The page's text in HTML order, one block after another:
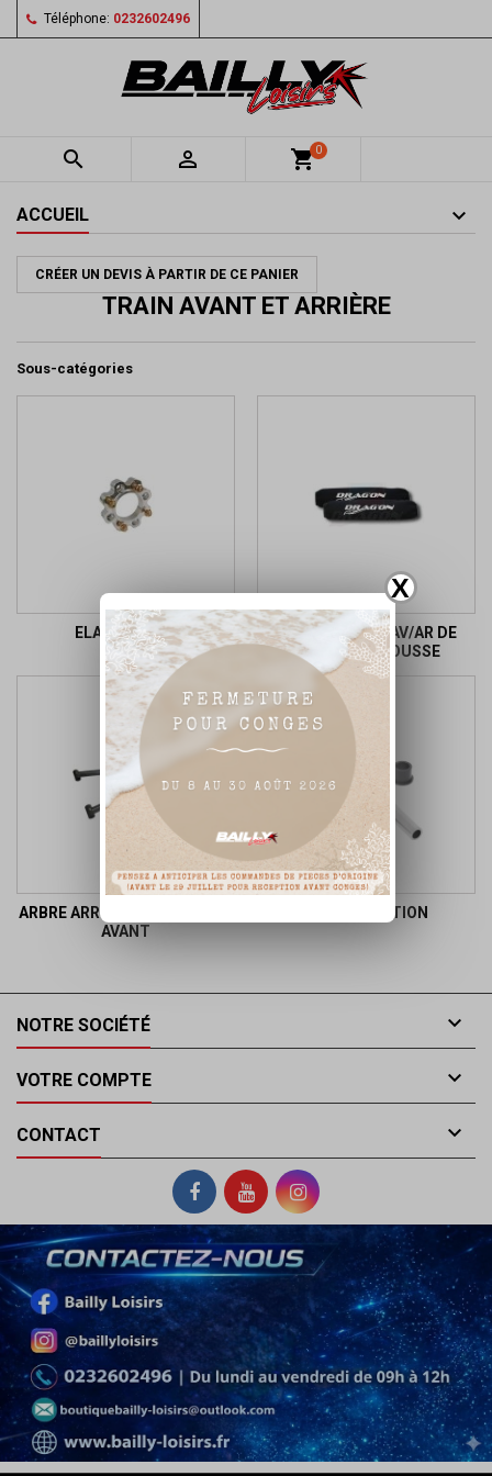
X
Téléphone: 0232602496
  shopping_cart0
ACCUEIL
CRÉER UN DEVIS À PARTIR DE CE PANIER
TRAIN AVANT ET ARRIÈRE
Sous-catégories
ELARGISSEUR
AMORTISSEUR AV/AR DE
DIRECTION,HOUSSE
ARBRE ARRIÈRE ET TRIANGLE
AVANT
KIT RÉPARATION
NOTRE SOCIÉTÉ 
VOTRE COMPTE 
CONTACT 